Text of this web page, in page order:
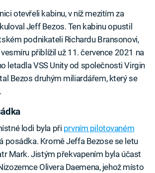
otevřeli kabinu, v níž mezitím za
Jeff Bezos. Ten kabinu opustil
podnikateli Richardu Bransonovi,
přiblížil už 11. července 2021 na
letadla VSS Unity od společnosti Virgin
Bezos druhým miliardářem, který se
lodi byla při prvním pilotovaném
posádka. Kromě Jeffa Bezose se letu
Mark. Jistým překvapením byla účast
Olivera Daemena, jehož místo